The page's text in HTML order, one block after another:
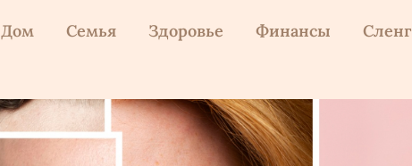
Дом Семья Здоровье Финанcы Сленг